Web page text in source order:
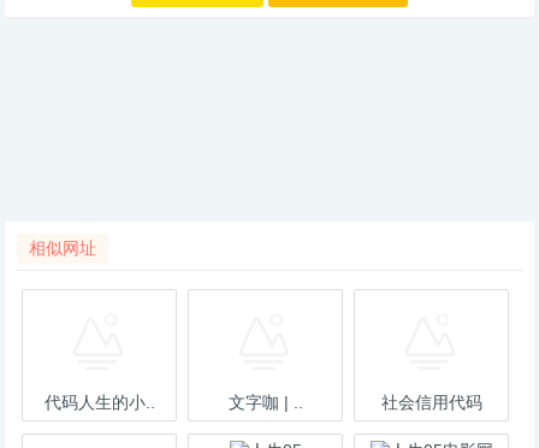
相似网址
代码人生的小.. 文字咖 | .. 社会信用代码